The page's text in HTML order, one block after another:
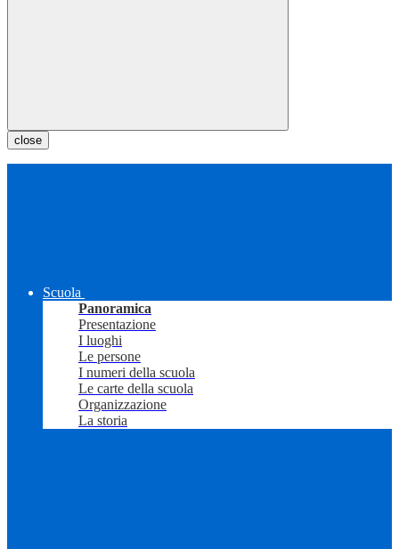
close
Scuola
Panoramica
Presentazione
I luoghi
Le persone
I numeri della scuola
Le carte della scuola
Organizzazione
La storia